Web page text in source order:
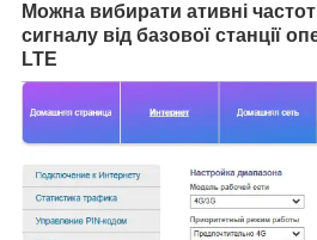
Можна вибирати ативні
сигналу від базової станції
LTE